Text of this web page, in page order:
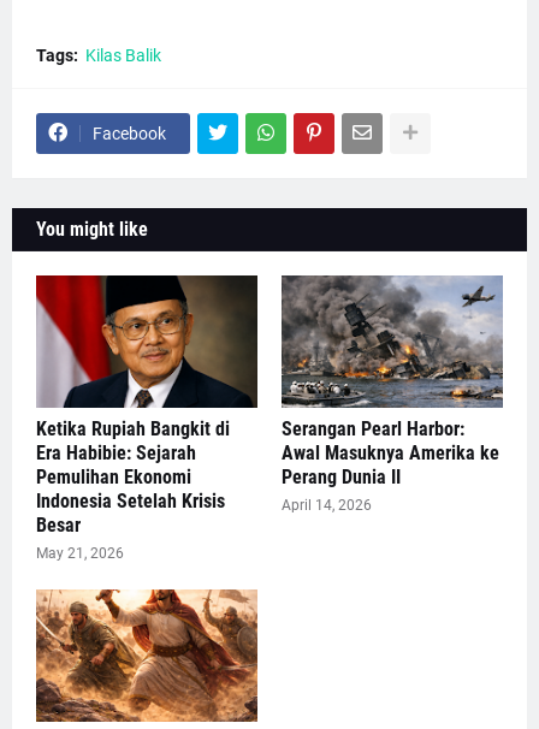
Tags: Kilas Balik
Facebook
You might like
Ketika Rupiah Bangkit di
Era Habibie: Sejarah
Pemulihan Ekonomi
Indonesia Setelah Krisis
Besar
May 21, 2026
Serangan Pearl Harbor:
Awal Masuknya Amerika ke
Perang Dunia II
April 14, 2026